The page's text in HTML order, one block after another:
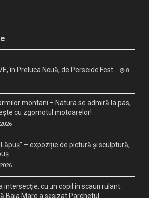
în Preluca Nouă, de Perseide Fest
8
montani – Natura se admiră la pas,
cu zgomotul motoarelor!
Lăpuș” – expoziție de pictură și sculptură,
intersecție, cu un copil în scaun rulant.
Baia Mare a sesizat Parchetul